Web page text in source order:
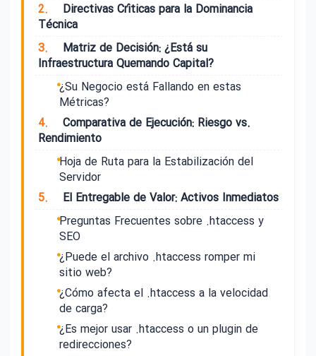
2.
Directivas Críticas para la Dominancia
Técnica
3.
Matriz de Decisión: ¿Está su
Infraestructura Quemando Capital?
¿Su Negocio está Fallando en estas
Métricas?
4.
Comparativa de Ejecución: Riesgo vs.
Rendimiento
Hoja de Ruta para la Estabilización del
Servidor
5.
El Entregable de Valor: Activos Inmediatos
Preguntas Frecuentes sobre .htaccess y
SEO
¿Puede el archivo .htaccess romper mi
sitio web?
¿Cómo afecta el .htaccess a la velocidad
de carga?
¿Es mejor usar .htaccess o un plugin de
redirecciones?